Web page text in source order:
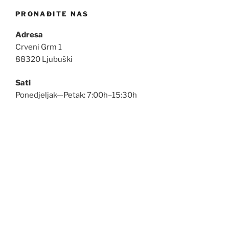
PRONAĐITE NAS
Adresa
Crveni Grm 1
88320 Ljubuški
Sati
Ponedjeljak—Petak: 7:00h–15:30h